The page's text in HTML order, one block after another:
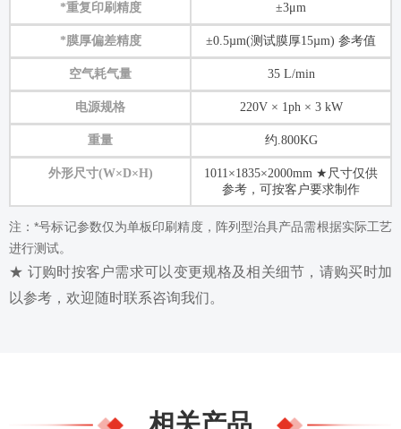
*重复印刷精度 ±3μm
*膜厚偏差精度 ±0.5µm(测试膜厚15µm) 参考值
空气耗气量 35 L/min
电源规格 220V × 1ph × 3 kW
重量 约.800KG
外形尺寸(W×D×H)
1011×1835×2000mm ★尺寸仅供
参考，可按客户要求制作
注：*号标记参数仅为单板印刷精度，阵列型治具产品需根据实际工艺
进行测试。
★ 订购时按客户需求可以变更规格及相关细节，请购买时加
以参考，欢迎随时联系咨询我们。